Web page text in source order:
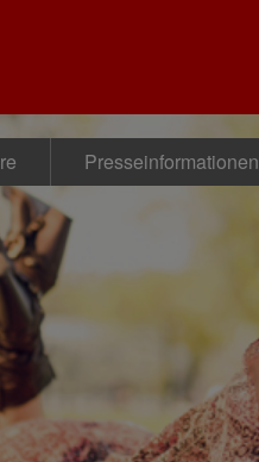
Presseinformationen